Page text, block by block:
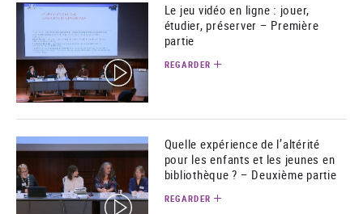
(video)
Le jeu vidéo en ligne : jouer,
étudier, préserver – Première
partie
REGARDER
(video)
Quelle expérience de l’altérité
pour les enfants et les jeunes en
bibliothèque ? – Deuxième partie
REGARDER